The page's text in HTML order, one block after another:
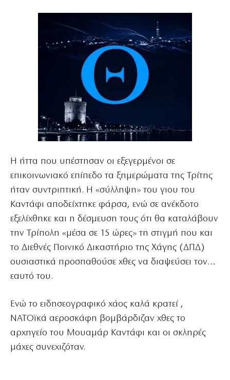
Η ήττα που υπέστησαν οι εξεγερμένοι σε
επικοινωνιακό επίπεδο τα ξημερώματα της Τρίτης
ήταν συντριπτική. Η «σύλληψη» του γιου του
Καντάφι αποδείχτηκε φάρσα, ενώ σε ανέκδοτο
εξελίχθηκε και η δέσμευση τους ότι θα καταλάβουν
την Τρίπολη «μέσα σε 15 ώρες» τη στιγμή που και
το Διεθνές Ποινικό Δικαστήριο της Χάγης (ΔΠΔ)
ουσιαστικά προσπαθούσε χθες να διαψεύσει τον…
εαυτό του.
Ενώ το ειδησεογραφικό χάος καλά κρατεί ,
ΝΑΤΟϊκά αεροσκάφη βομβάρδιζαν χθες το
αρχηγείο του Μουαμάρ Καντάφι και οι σκληρές
μάχες συνεχιζόταν.